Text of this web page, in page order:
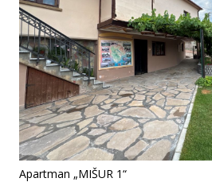
Apartman „MIŠUR 1“